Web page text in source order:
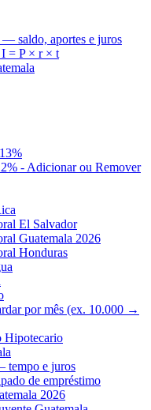
— saldo, aportes e juros
= P × r × t
- Adicionar ou Remover
El Salvador
Guatemala 2026
Honduras
por mês (ex. 10.000 →
Hipotecario
tempo e juros
de empréstimo
2026